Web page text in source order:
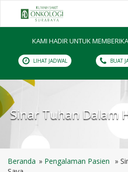
KAMI HADIR UNTUK
LIHAT JADWAL BUAT
Sinar Tuhan Dalam
Beranda Pengalaman Pasien